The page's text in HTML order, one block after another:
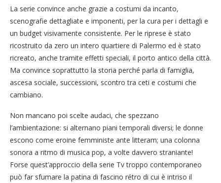
La serie convince anche grazie a costumi da incanto,
scenografie dettagliate e imponenti, per la cura per i dettagli e
un budget visivamente consistente. Per le riprese è stato
ricostruito da zero un intero quartiere di Palermo ed è stato
ricreato, anche tramite effetti speciali, il porto antico della città.
Ma convince soprattutto la storia perché parla di famiglia,
ascesa sociale, successioni, scontro tra ceti e costumi che
cambiano.
Non mancano poi scelte audaci, che spezzano
l’ambientazione: si alternano piani temporali diversi; le donne
escono come eroine femministe ante litteram; una colonna
sonora a ritmo di musica pop, a volte davvero straniante!
Forse quest’approccio della serie Tv troppo contemporaneo
può far sfumare la patina di fascino rétro di cui è intriso il